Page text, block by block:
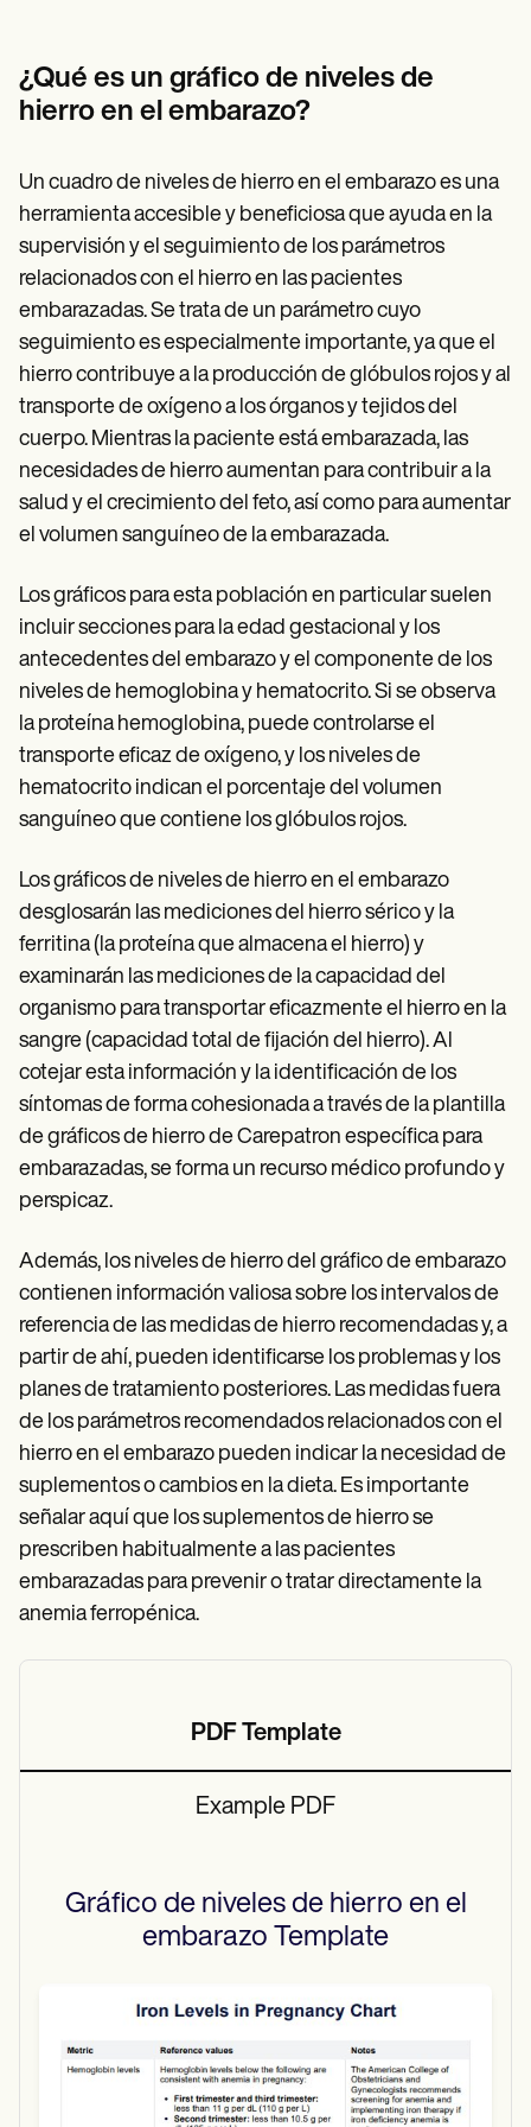
Training Hub
Webinars
Switch to Carepatron
Why Carepatron?
Login
Get started
¿Qué es un gráfico de niveles de
hierro en el embarazo?
Un cuadro de niveles de hierro en el embarazo es una
herramienta accesible y beneficiosa que ayuda en la
supervisión y el seguimiento de los parámetros
relacionados con el hierro en las pacientes
embarazadas. Se trata de un parámetro cuyo
seguimiento es especialmente importante, ya que el
hierro contribuye a la producción de glóbulos rojos y al
transporte de oxígeno a los órganos y tejidos del
cuerpo. Mientras la paciente está embarazada, las
necesidades de hierro aumentan para contribuir a la
salud y el crecimiento del feto, así como para aumentar
el volumen sanguíneo de la embarazada.
Los gráficos para esta población en particular suelen
incluir secciones para la edad gestacional y los
antecedentes del embarazo y el componente de los
niveles de hemoglobina y hematocrito. Si se observa
la proteína hemoglobina, puede controlarse el
transporte eficaz de oxígeno, y los niveles de
hematocrito indican el porcentaje del volumen
sanguíneo que contiene los glóbulos rojos.
Los gráficos de niveles de hierro en el embarazo
desglosarán las mediciones del hierro sérico y la
ferritina (la proteína que almacena el hierro) y
examinarán las mediciones de la capacidad del
organismo para transportar eficazmente el hierro en la
sangre (capacidad total de fijación del hierro). Al
cotejar esta información y la identificación de los
síntomas de forma cohesionada a través de la plantilla
de gráficos de hierro de Carepatron específica para
embarazadas, se forma un recurso médico profundo y
perspicaz.
Además, los niveles de hierro del gráfico de embarazo
contienen información valiosa sobre los intervalos de
referencia de las medidas de hierro recomendadas y, a
partir de ahí, pueden identificarse los problemas y los
planes de tratamiento posteriores. Las medidas fuera
de los parámetros recomendados relacionados con el
hierro en el embarazo pueden indicar la necesidad de
suplementos o cambios en la dieta. Es importante
señalar aquí que los suplementos de hierro se
prescriben habitualmente a las pacientes
embarazadas para prevenir o tratar directamente la
anemia ferropénica.
PDF Template
Example PDF
Gráfico de niveles de hierro en el
embarazo Template